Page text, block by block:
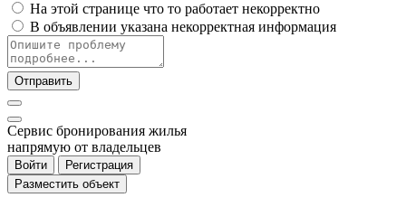
На этой странице что то работает некорректно
В объявлении указана некорректная информация
Отправить
Cервис бронирования жилья
напрямую от владельцев
Войти
Регистрация
Разместить объект